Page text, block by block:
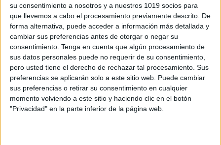
su consentimiento a nosotros y a nuestros 1019 socios para
que llevemos a cabo el procesamiento previamente descrito. De
forma alternativa, puede acceder a información más detallada y
cambiar sus preferencias antes de otorgar o negar su
consentimiento. Tenga en cuenta que algún procesamiento de
sus datos personales puede no requerir de su consentimiento,
pero usted tiene el derecho de rechazar tal procesamiento. Sus
preferencias se aplicarán solo a este sitio web. Puede cambiar
sus preferencias o retirar su consentimiento en cualquier
momento volviendo a este sitio y haciendo clic en el botón
"Privacidad" en la parte inferior de la página web.
Diseño llamativo y divertido que capta la
atención de los niños.
Cómo utilizar este material
Coloca las tarjetas en la pizarra y cada día pide a un
alumno que actualice la fecha. Es una rutina ideal
para comenzar la jornada, trabajar la lectura y
reforzar conceptos de calendario. Además, fomenta